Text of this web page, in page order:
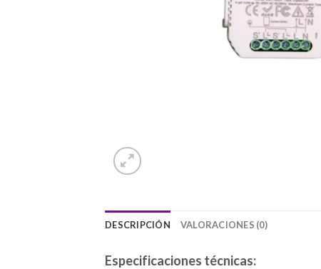
DESCRIPCIÓN VALORACIONES (0)
Especificaciones técnicas: